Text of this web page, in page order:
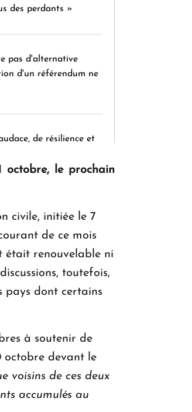
des perdants »
pas d'alternative
d'un référendum ne
de résilience et
ses portes à Dilijan
octobre, le prochain
civile, initiée le 7
de ce mois
était renouvelable ni
toutefois,
pays dont certains
à soutenir de
octobre devant le
voisins de ces deux
accumulés au